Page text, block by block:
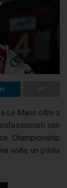
Le Mans oltre a
con
Championship
volta, un pilota